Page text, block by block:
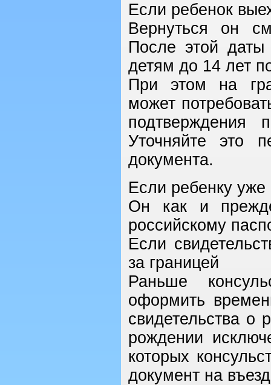
Если ребенок
Вернуться он
После этой
детям до 14 лет
При этом на
может
подтверждения
Уточняйте это
документа.
Если ребенку уже
Он как и
российскому
Если
за границей
Раньше
оформить
свидетельства о
рождении
которых
документ на